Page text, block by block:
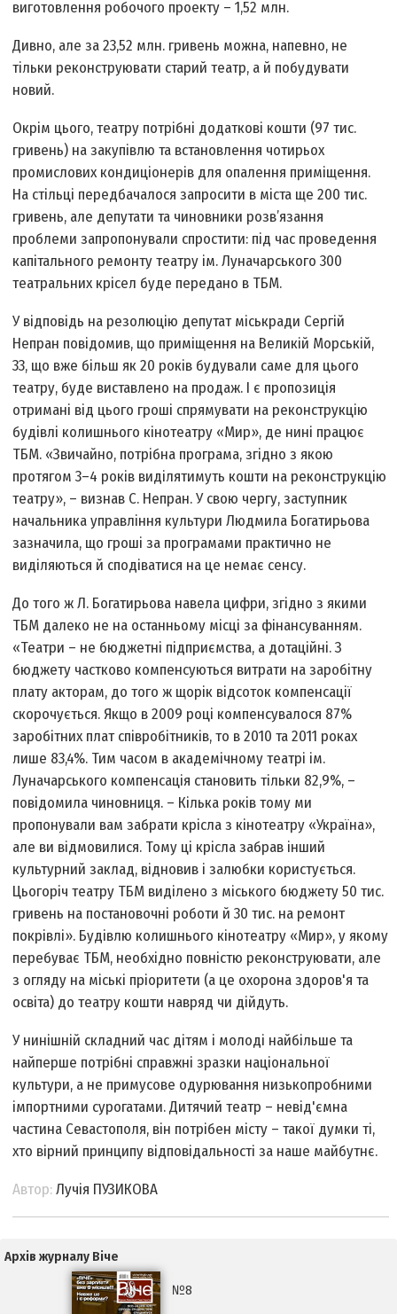
виготовлення робочого проекту – 1,52 млн.
Дивно, але за 23,52 млн. гривень можна, напевно, не
тільки реконструювати старий театр, а й побудувати
новий.
Окрім цього, театру потрібні додаткові кошти (97 тис.
гривень) на закупівлю та встановлення чотирьох
промислових кондиціонерів для опалення приміщення.
На стільці передбачалося запросити в міста ще 200 тис.
гривень, але депутати та чиновники розв’язання
проблеми запропонували спростити: під час проведення
капітального ремонту театру ім. Луначарського 300
театральних крісел буде передано в ТБМ.
У відповідь на резолюцію депутат міськради Сергій
Непран повідомив, що приміщення на Великій Морській,
33, що вже більш як 20 років будували саме для цього
театру, буде виставлено на продаж. І є пропозиція
отримані від цього гроші спрямувати на реконструкцію
будівлі колишнього кінотеатру «Мир», де нині працює
ТБМ. «Звичайно, потрібна програма, згідно з якою
протягом 3–4 років виділятимуть кошти на реконструкцію
театру», – визнав С. Непран. У свою чергу, заступник
начальника управління культури Людмила Богатирьова
зазначила, що гроші за програмами практично не
виділяються й сподіватися на це немає сенсу.
До того ж Л. Богатирьова навела цифри, згідно з якими
ТБМ далеко не на останньому місці за фінансуванням.
«Театри – не бюджетні підприємства, а дотаційні. З
бюджету частково компенсуються витрати на заробітну
плату акторам, до того ж щорік відсоток компенсації
скорочується. Якщо в 2009 році компенсувалося 87%
заробітних плат співробітників, то в 2010 та 2011 роках
лише 83,4%. Тим часом в академічному театрі ім.
Луначарського компенсація становить тільки 82,9%, –
повідомила чиновниця. – Кілька років тому ми
пропонували вам забрати крісла з кінотеатру «Україна»,
але ви відмовилися. Тому ці крісла забрав інший
культурний заклад, відновив і залюбки користується.
Цьогоріч театру ТБМ виділено з міського бюджету 50 тис.
гривень на постановочні роботи й 30 тис. на ремонт
покрівлі». Будівлю колишнього кінотеатру «Мир», у якому
перебуває ТБМ, необхідно повністю реконструювати, але
з огляду на міські пріоритети (а це охорона здоров'я та
освіта) до театру кошти навряд чи дійдуть.
У нинішній складний час дітям і молоді найбільше та
найперше потрібні справжні зразки національної
культури, а не примусове одурювання низькопробними
імпортними сурогатами. Дитячий театр – невід'ємна
частина Севастополя, він потрібен місту – такої думки ті,
хто вірний принципу відповідальності за наше майбутнє.
Автор:Лучія ПУЗИКОВА
Архів журналу Віче
№8